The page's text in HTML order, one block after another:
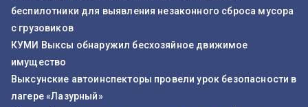
беспилотники для выявления незаконного сброса мусора
с грузовиков
КУМИ Выксы обнаружил бесхозяйное движимое
имущество
Выксунские автоинспекторы провели урок безопасности в
лагере «Лазурный»